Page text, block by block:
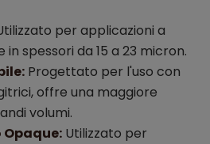
per applicazioni a
in spessori da 15 a 23 micron.
Progettato per l'uso con
offre una maggiore
volumi.
Opaque: Utilizzato per